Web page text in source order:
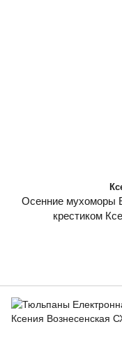
Осенние мухоморы
крестиком